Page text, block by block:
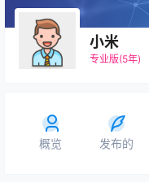
小米
专业版(5年)
概览 发布的